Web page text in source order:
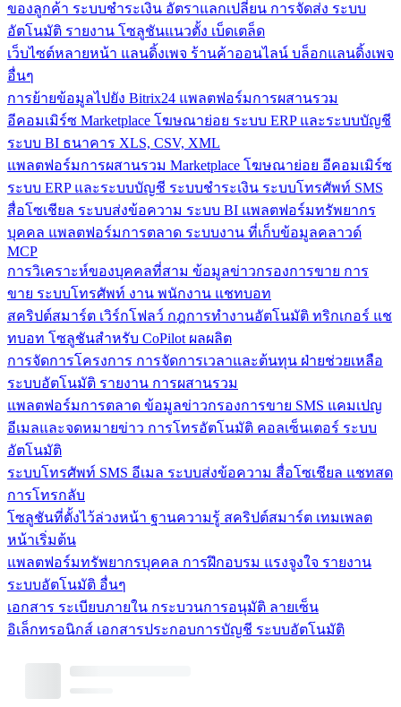
ของลูกค้า ระบบชำระเงิน อัตราแลกเปลี่ยน การจัดส่ง ระบบ
อัตโนมัติ รายงาน โซลูชันแนวตั้ง เบ็ดเตล็ด
เว็บไซต์หลายหน้า แลนดิ้งเพจ ร้านค้าออนไลน์ บล็อกแลนดิ้งเพจ
อื่นๆ
การย้ายข้อมูลไปยัง Bitrix24 แพลตฟอร์มการผสานรวม
อีคอมเมิร์ซ Marketplace โฆษณาย่อย ระบบ ERP และระบบบัญชี
ระบบ BI ธนาคาร XLS, CSV, XML
แพลตฟอร์มการผสานรวม Marketplace โฆษณาย่อย อีคอมเมิร์ซ
ระบบ ERP และระบบบัญชี ระบบชำระเงิน ระบบโทรศัพท์ SMS
สื่อโซเชียล ระบบส่งข้อความ ระบบ BI แพลตฟอร์มทรัพยากร
บุคคล แพลตฟอร์มการตลาด ระบบงาน ที่เก็บข้อมูลคลาวด์
MCP
การวิเคราะห์ของบุคคลที่สาม ข้อมูลข่าวกรองการขาย การ
ขาย ระบบโทรศัพท์ งาน พนักงาน แชทบอท
สคริปต์สมาร์ต เวิร์กโฟลว์ กฎการทำงานอัตโนมัติ ทริกเกอร์ แช
ทบอท โซลูชันสำหรับ CoPilot ผลผลิต
การจัดการโครงการ การจัดการเวลาและต้นทุน ฝ่ายช่วยเหลือ
ระบบอัตโนมัติ รายงาน การผสานรวม
แพลตฟอร์มการตลาด ข้อมูลข่าวกรองการขาย SMS แคมเปญ
อีเมลและจดหมายข่าว การโทรอัตโนมัติ คอลเซ็นเตอร์ ระบบ
อัตโนมัติ
ระบบโทรศัพท์ SMS อีเมล ระบบส่งข้อความ สื่อโซเชียล แชทสด
การโทรกลับ
โซลูชันที่ตั้งไว้ล่วงหน้า ฐานความรู้ สคริปต์สมาร์ต เทมเพลต
หน้าเริ่มต้น
แพลตฟอร์มทรัพยากรบุคคล การฝึกอบรม แรงจูงใจ รายงาน
ระบบอัตโนมัติ อื่นๆ
เอกสาร ระเบียบภายใน กระบวนการอนุมัติ ลายเซ็น
อิเล็กทรอนิกส์ เอกสารประกอบการบัญชี ระบบอัตโนมัติ